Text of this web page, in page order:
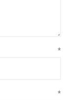
*
*